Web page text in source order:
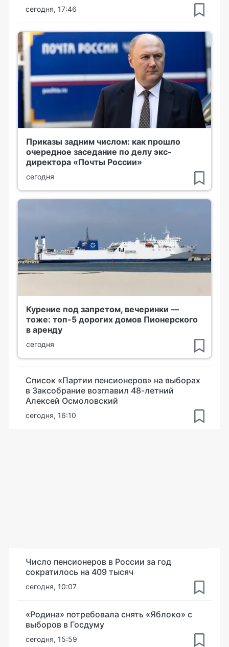
сегодня, 17:46
Приказы задним числом: как прошло
очередное заседание по делу экс-
директора «Почты России»
сегодня
Курение под запретом, вечеринки —
тоже: топ-5 дорогих домов Пионерского
в аренду
сегодня
Список «Партии пенсионеров» на выборах
в Заксобрание возглавил 48-летний
Алексей Осмоловский
сегодня, 16:10
Число пенсионеров в России за год
сократилось на 409 тысяч
сегодня, 10:07
«Родина» потребовала снять «Яблоко» с
выборов в Госдуму
сегодня, 15:59